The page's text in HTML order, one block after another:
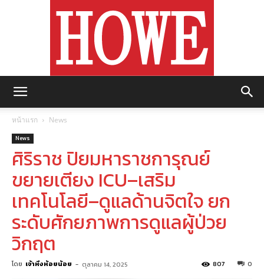
หน้าแรก News
News
ศิริราช ปิยมหาราชการุณย์
ขยายเตียง ICU–เสริม
เทคโนโลยี–ดูแลด้านจิตใจ ยก
ระดับศักยภาพการดูแลผู้ป่วย
วิกฤต
โดย เจ้าหิ่งห้อยน้อย - ตุลาคม 14, 2025 0
807